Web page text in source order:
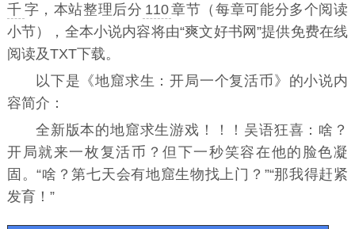
千 字，本站整理后分 110章节（每章可能分多个阅读
小节），全本小说内容将由“爽文好书网”提供免费在线
阅读及TXT下载。
以下是《地窟求生：开局一个复活币》的小说内
容简介：
全新版本的地窟求生游戏！！！吴语狂喜：啥？
开局就来一枚复活币？但下一秒笑容在他的脸色凝
固。“啥？第七天会有地窟生物找上门？”“那我得赶紧
发育！”